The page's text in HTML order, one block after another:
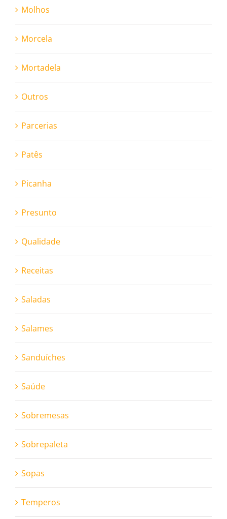
Molhos
Morcela
Mortadela
Outros
Parcerias
Patês
Picanha
Presunto
Qualidade
Receitas
Saladas
Salames
Sanduíches
Saúde
Sobremesas
Sobrepaleta
Sopas
Temperos